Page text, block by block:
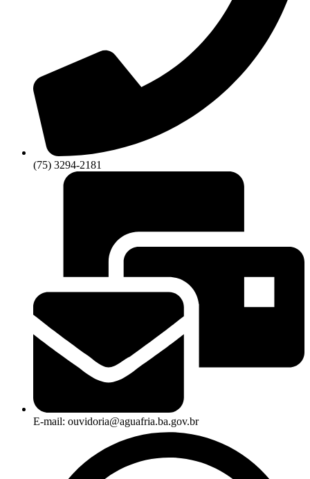
(75) 3294-2181
E-mail: ouvidoria@aguafria.ba.gov.br